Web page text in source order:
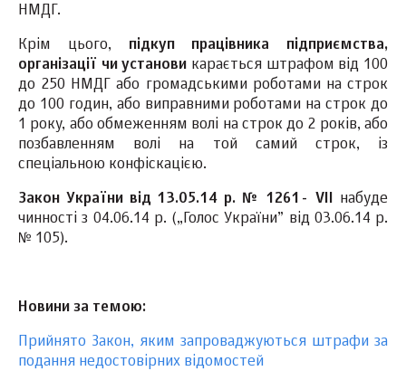
НМДГ.
Крім цього, підкуп працівника підприємства,
організації чи установи карається штрафом від 100
до 250 НМДГ або громадськими роботами на строк
до 100 годин, або виправними роботами на строк до
1 року, або обмеженням волі на строк до 2 років, або
позбавленням волі на той самий строк, із
спеціальною конфіскацією.
Закон України від 13.05.14 р. № 1261- VII набуде
чинності з 04.06.14 р. („Голос України” від 03.06.14 р.
№ 105).
Новини за темою:
Прийнято Закон, яким запроваджуються штрафи за
подання недостовірних відомостей